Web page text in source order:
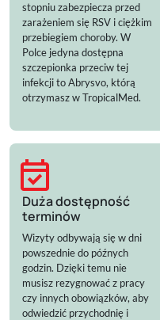
stopniu zabezpiecza przed
zarażeniem się RSV i ciężkim
przebiegiem choroby. W
Polce jedyna dostępna
szczepionka przeciw tej
infekcji to Abrysvo, którą
otrzymasz w TropicalMed.
event_available
Duża dostępność
terminów
Wizyty odbywają się w dni
powszednie do późnych
godzin. Dzięki temu nie
musisz rezygnować z pracy
czy innych obowiązków, aby
odwiedzić przychodnię i